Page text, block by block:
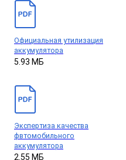
Официальная утилизация
аккумулятора
5.93 МБ
Экспертиза качества
фвтомобильного
аккумулятора
2.55 МБ